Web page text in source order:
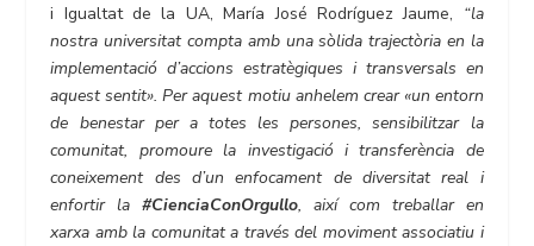
i Igualtat de la UA, María José Rodríguez Jaume, “la
nostra universitat compta amb una sòlida trajectòria en la
implementació d’accions estratègiques i transversals en
aquest sentit». Per aquest motiu anhelem crear «un entorn
de benestar per a totes les persones, sensibilitzar la
comunitat, promoure la investigació i transferència de
coneixement des d’un enfocament de diversitat real i
enfortir la #CienciaConOrgullo, així com treballar en
xarxa amb la comunitat a través del moviment associatiu i